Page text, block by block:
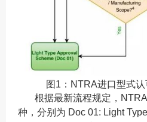
图1：NTRA进口型式
根据最新流程规定，
种，分别为 Doc 01: Light